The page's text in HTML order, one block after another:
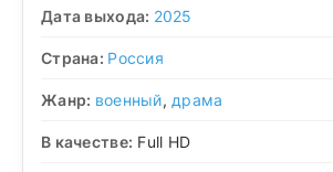
Дата выхода: 2025
Страна: Россия
Жанр: военный, драма
В качестве: Full HD